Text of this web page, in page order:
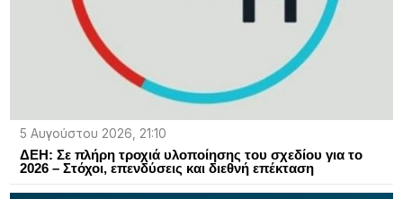
5 Αυγούστου 2026, 21:10
ΔΕΗ: Σε πλήρη τροχιά υλοποίησης του σχεδίου για το
2026 – Στόχοι, επενδύσεις και διεθνή επέκταση